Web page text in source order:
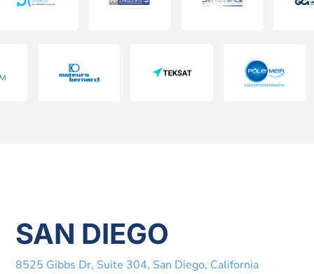
SAN DIEGO
8525 Gibbs Dr, Suite 304, San Diego, California